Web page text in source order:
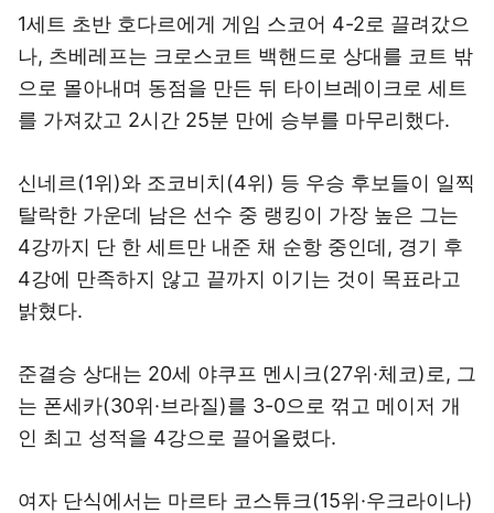
1세트 초반 호다르에게 게임 스코어 4-2로 끌려갔으
나, 츠베레프는 크로스코트 백핸드로 상대를 코트 밖
으로 몰아내며 동점을 만든 뒤 타이브레이크로 세트
를 가져갔고 2시간 25분 만에 승부를 마무리했다.
신네르(1위)와 조코비치(4위) 등 우승 후보들이 일찍
탈락한 가운데 남은 선수 중 랭킹이 가장 높은 그는
4강까지 단 한 세트만 내준 채 순항 중인데, 경기 후
4강에 만족하지 않고 끝까지 이기는 것이 목표라고
밝혔다.
준결승 상대는 20세 야쿠프 멘시크(27위·체코)로, 그
는 폰세카(30위·브라질)를 3-0으로 꺾고 메이저 개
인 최고 성적을 4강으로 끌어올렸다.
여자 단식에서는 마르타 코스튜크(15위·우크라이나)